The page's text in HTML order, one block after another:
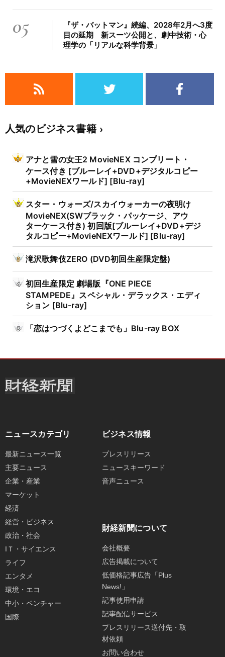
05
『ザ・バットマン』続編、2028年2月へ3度
目の延期 新スーツ公開と、劇中技術・心
理学の「リアルな科学背景」
人気のビジネス書籍
アナと雪の女王2 MovieNEX コンプリート・
ケース付き [ブルーレイ+DVD+デジタルコピー
+MovieNEXワールド] [Blu-ray]
スター・ウォーズ/スカイウォーカーの夜明け
MovieNEX(SWブラック・パッケージ、アウ
ターケース付き) 初回版[ブルーレイ+DVD+デジ
タルコピー+MovieNEXワールド] [Blu-ray]
滝沢歌舞伎ZERO (DVD初回生産限定盤)
初回生産限定 劇場版『ONE PIECE
STAMPEDE』スペシャル・デラックス・エディ
ション [Blu-ray]
「恋はつづくよどこまでも」Blu-ray BOX
ニュースカテゴリ
最新ニュース一覧
主要ニュース
企業・産業
マーケット
経済
経営・ビジネス
政治・社会
IＴ・サイエンス
ライフ
エンタメ
環境・エコ
中小・ベンチャー
国際
ビジネス情報
プレスリリース
ニュースキーワード
音声ニュース
財経新聞について
会社概要
広告掲載について
低価格記事広告「Plus
News!」
記事使用申請
記事配信サービス
プレスリリース送付先・取
材依頼
お問い合わせ